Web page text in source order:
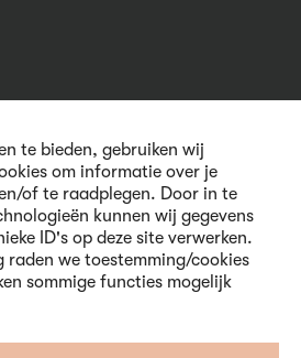
te bieden, gebruiken wij
om informatie over je
of te raadplegen. Door in te
kunnen wij gegevens
ID's op deze site verwerken.
raden we toestemming/cookies
sommige functies mogelijk